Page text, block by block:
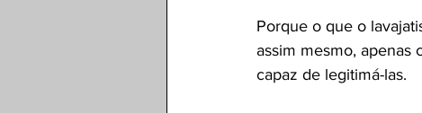
Porque o que o
assim mesmo, apenas
capaz de legitimá-las.